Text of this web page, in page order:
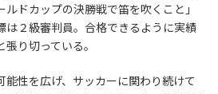
ドカップの決勝戦で笛を吹くこと」
は２級審判員。合格できるように実績
り切っている。
性を広げ、サッカーに関わり続けて